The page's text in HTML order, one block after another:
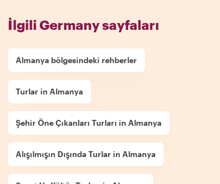
İlgili Germany sayfaları
Almanya bölgesindeki rehberler
Turlar in Almanya
Şehir Öne Çıkanları Turları in Almanya
Alışılmışın Dışında Turlar in Almanya